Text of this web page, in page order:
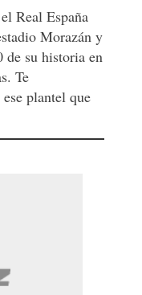
Real España
Morazán y
de su historia en
Te
plantel que